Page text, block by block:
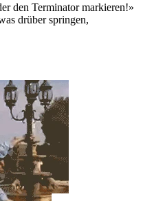
den Terminator markieren!»
drüber springen,